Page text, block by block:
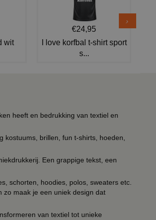
wit
€24,95
I love korfbal t-shirt sport
s...
heeft en bedrukking van textiel en
kostuums, brillen, fun t-shirts, hoeden,
Een grappige tekst, een
schorten, hoodies, polos, sweaters etc.
zo maak je een uniek design dat
van textiel tot unieke